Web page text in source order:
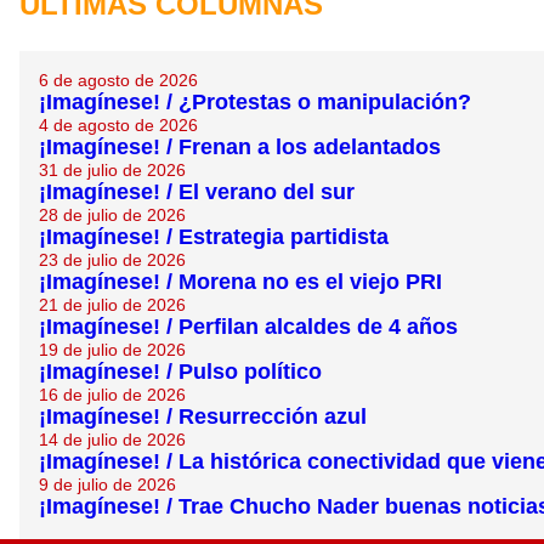
6 de agosto de 2026
¡Imagínese! / ¿Protestas o manipulación?
4 de agosto de 2026
¡Imagínese! / Frenan a los adelantados
31 de julio de 2026
¡Imagínese! / El verano del sur
28 de julio de 2026
¡Imagínese! / Estrategia partidista
23 de julio de 2026
¡Imagínese! / Morena no es el viejo PRI
21 de julio de 2026
¡Imagínese! / Perfilan alcaldes de 4 años
19 de julio de 2026
¡Imagínese! / Pulso político
16 de julio de 2026
¡Imagínese! / Resurrección azul
14 de julio de 2026
¡Imagínese! / La histórica conectividad que
9 de julio de 2026
¡Imagínese! / Trae Chucho Nader buenas